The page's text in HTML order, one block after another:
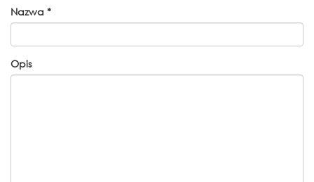
Nazwa *
Opis